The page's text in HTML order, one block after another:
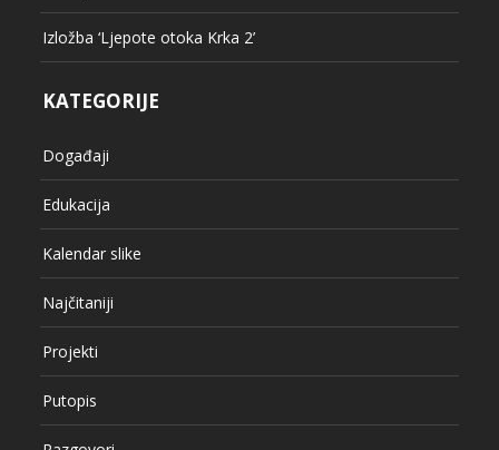
Izložba ‘Ljepote otoka Krka 2’
KATEGORIJE
Događaji
Edukacija
Kalendar slike
Najčitaniji
Projekti
Putopis